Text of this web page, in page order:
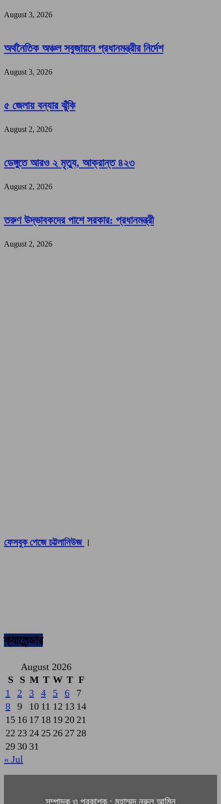
August 3, 2026
অর্থনৈতিক অঞ্চল সবুজায়নে প্রধানমন্ত্রীর নির্দেশ
August 3, 2026
৫ জেলায় বন্যার ঝুঁকি
August 2, 2026
ডেঙ্গুতে আরও ২ মৃত্যু, আক্রান্ত ৪২৩
August 2, 2026
তরুণ উদ্ভাবকদের পাশে সরকার: প্রধানমন্ত্রী
August 2, 2026
ফেসবুক পেজে চট্টলানিউজ ।
ক্যালেন্ডার
August 2026
S
S M T W T F
1
2 3 4 5 6
7
8
9 10 11 12 13 14
15 16 17 18 19 20 21
22 23 24 25 26 27 28
29 30 31
« Jul
সম্পাদক ও প্রকাশক : মুহাম্মদ নূরুল আমিন